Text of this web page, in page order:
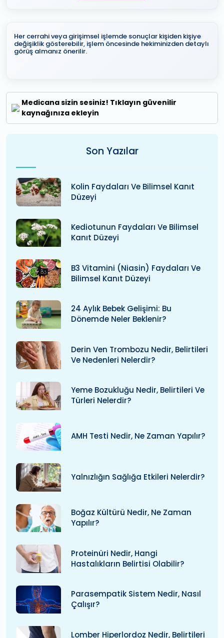
Her cerrahi veya girişimsel işlemde sonuçlar kişiden kişiye
değişiklik gösterebilir, işlem öncesinde hekiminizden detaylı
görüş almanız önerilir.
Medicana sizin sesiniz! Tıklayın güvenilir
kaynağınıza ekleyin
Son Yazılar
Kolin Faydaları Ve Bilimsel Kanıt
Düzeyi
Kediotunun Faydaları Ve Bilimsel
Kanıt Düzeyi
B3 Vitamini (niasin) Faydaları Ve
Bilimsel Kanıt Düzeyi
24 Aylık Bebek Gelişimi: Bu
Dönemde Neler Beklenir?
Derin Ven Trombozu Nedir, Belirtileri
Ve Nedenleri Nelerdir?
Yeme Bozukluğu Nedir, Belirtileri Ve
Türleri Nelerdir?
AMH Testi Nedir, Ne Zaman Yapılır?
Yalnızlığın Sağlığa Etkileri Nelerdir?
Boğaz Kültürü Nedir, Ne Zaman
Yapılır?
Proteinüri Nedir, Hangi
Hastalıkların Belirtisi Olabilir?
Parasempatik Sistem Nedir, Nasıl
Çalışır?
Lomber Hiperlordoz Nedir, Belirtileri